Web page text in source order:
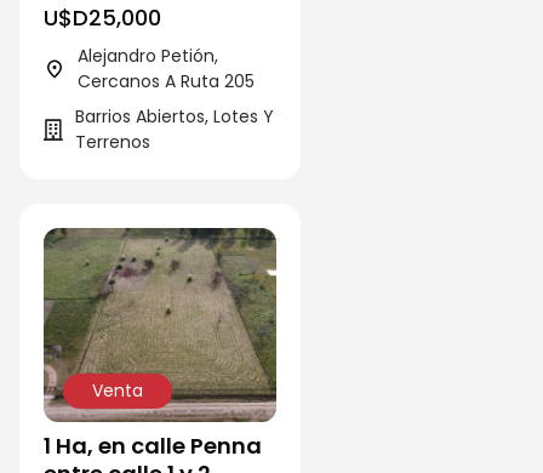
U$D25,000
Alejandro Petión,
Cercanos A Ruta 205
Barrios Abiertos, Lotes Y
Terrenos
Venta
1 Ha, en calle Penna